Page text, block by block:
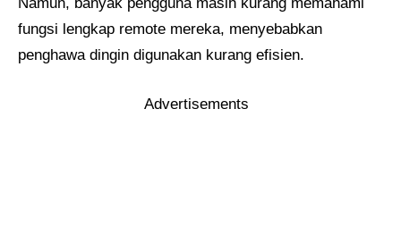
fungsi lengkap remote mereka, menyebabkan
penghawa dingin digunakan kurang efisien.
Advertisements